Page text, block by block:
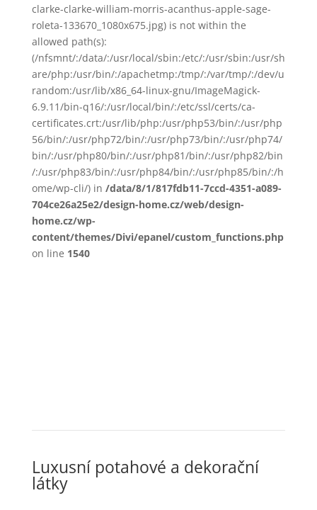
clarke-clarke-william-morris-acanthus-apple-sage-
roleta-133670_1080x675.jpg) is not within the
allowed path(s):
(/nfsmnt/:/data/:/usr/local/sbin:/etc/:/usr/sbin:/usr/sh
are/php:/usr/bin/:/apachetmp:/tmp/:/var/tmp/:/dev/u
random:/usr/lib/x86_64-linux-gnu/ImageMagick-
6.9.11/bin-q16/:/usr/local/bin/:/etc/ssl/certs/ca-
certificates.crt:/usr/lib/php:/usr/php53/bin/:/usr/php
56/bin/:/usr/php72/bin/:/usr/php73/bin/:/usr/php74/
bin/:/usr/php80/bin/:/usr/php81/bin/:/usr/php82/bin
/:/usr/php83/bin/:/usr/php84/bin/:/usr/php85/bin/:/h
ome/wp-cli/) in /data/8/1/817fdb11-7ccd-4351-a089-
704ce26a25e2/design-home.cz/web/design-
home.cz/wp-
content/themes/Divi/epanel/custom_functions.php
on line 1540
Luxusní potahové a dekorační
látky